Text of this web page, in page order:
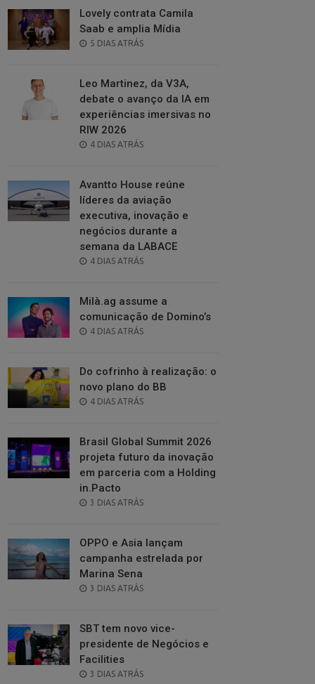
Lovely contrata Camila
Saab e amplia Mídia
POSTED
5 DIAS ATRÁS
Leo Martinez, da V3A,
debate o avanço da IA em
experiências imersivas no
RIW 2026
POSTED
4 DIAS ATRÁS
Avantto House reúne
líderes da aviação
executiva, inovação e
negócios durante a
semana da LABACE
POSTED
4 DIAS ATRÁS
Milà.ag assume a
comunicação de Domino’s
POSTED
4 DIAS ATRÁS
Do cofrinho à realização: o
novo plano do BB
POSTED
4 DIAS ATRÁS
Brasil Global Summit 2026
projeta futuro da inovação
em parceria com a Holding
in.Pacto
POSTED
3 DIAS ATRÁS
OPPO e Asia lançam
campanha estrelada por
Marina Sena
POSTED
3 DIAS ATRÁS
SBT tem novo vice-
presidente de Negócios e
Facilities
POSTED
3 DIAS ATRÁS